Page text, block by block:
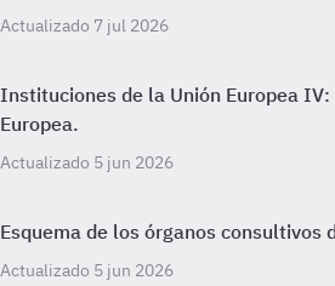
Actualizado 7 jul 2026
Instituciones de la Unión Europea IV:
Europea.
Actualizado 5 jun 2026
Esquema de los órganos consultivos
Actualizado 5 jun 2026